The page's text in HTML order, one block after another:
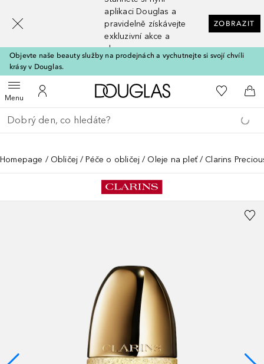
aplikaci Douglas a
pravidelně získávejte
exkluzivní akce a
slevy
ZOBRAZIT
Objevte naše beauty služby na prodejnách a vychutnejte si svojí chvíli
krásy v Douglas.
MenuOtevřít menuK mému účtu
Domů K mému
Do
Vraťte se
Proveďte vyhledávání
Homepage Obličej Péče o obličej Oleje na pleť Clarins
[navigation.slideout.screenreader]